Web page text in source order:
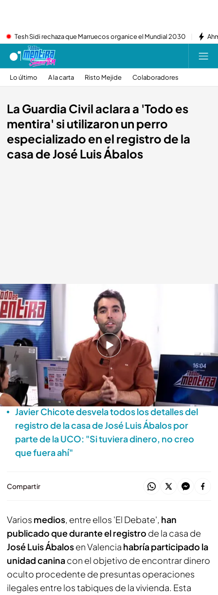
Tesh Sidi rechaza que Marruecos organice el Mundial 2030
Lo último A la carta Risto Mejide Colaboradores
La Guardia Civil aclara a 'Todo es
mentira' si utilizaron un perro
especializado en el registro de la
casa de José Luis Ábalos
Fabián Pérez informa sobre la aclaración de la Guardia Civil
mentira'
Alba de la Orden
Madrid, 11 JUN 2025 - 17:06h.
El equipo de 'Todo es mentira' se pone en
contacto con la Guardia Civil para aclarar si se
utilizó la unidad canina en el registro de Ábalos
Javier Chicote desvela todos los detalles del
registro de la casa de José Luis Ábalos por
parte de la UCO: "Si tuviera dinero, no creo
que fuera ahí"
Compartir
Varios medios, entre ellos 'El Debate', han
publicado que durante el registro de la casa de
José Luis Ábalosen Valencia habría participado la
unidad caninacon el objetivo de encontrar dinero
oculto procedente de presuntas operaciones
ilegales entre los tabiques de la vivienda. Esta